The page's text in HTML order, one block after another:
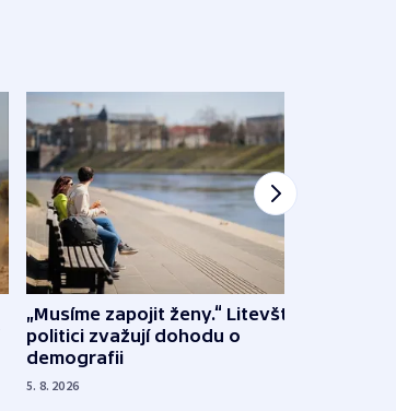
„Musíme zapojit ženy.“ Litevští
politici zvažují dohodu o
demografii
5. 8. 2026